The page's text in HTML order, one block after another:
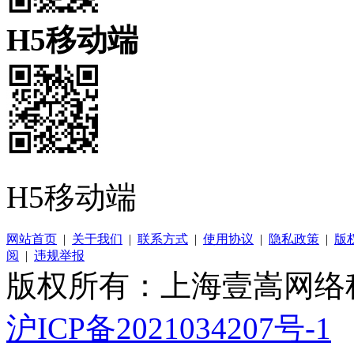
H5移动端
H5移动端
网站首页 | 关于我们 | 联系方式 | 使用协议 | 隐私政策 | 版
阅
| 违规举报
版权所有：上海壹嵩网
沪ICP备2021034207号-1